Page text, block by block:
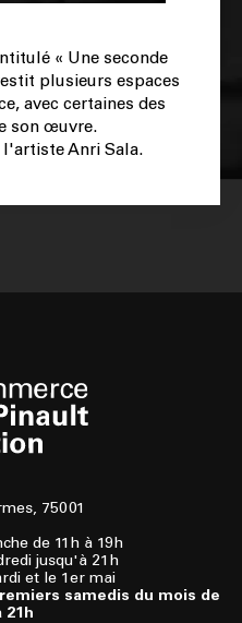
« Une seconde
plusieurs espaces
avec certaines des
son œuvre.
Anri Sala.
75001
de 11h à 19h
jusqu'à 21h
et le 1er mai
samedis du mois de
21h